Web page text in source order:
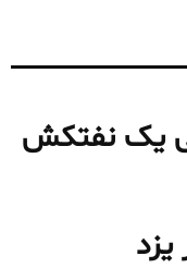
یک نفتکش
یزد